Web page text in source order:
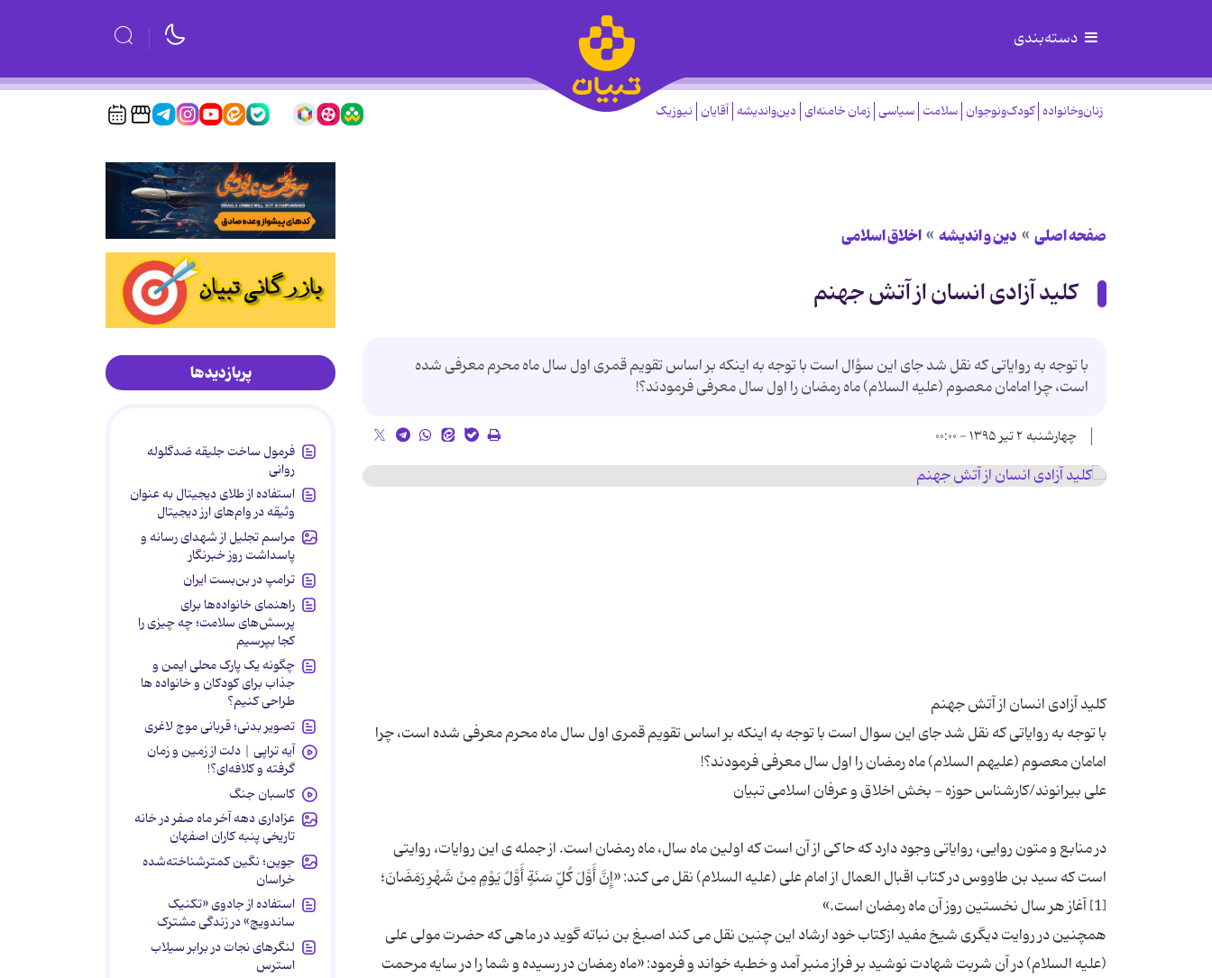
دسته‌بندی
زنان‌وخانواده کودک‌ونوجوان سلامت سیاسی زمان خامنه‌ای دین‌واندیشه آقایان نیوزیک
صفحه اصلی دین و اندیشه اخلاق اسلامی
کلید آزادی انسان از آتش جهنم
با توجه به روایاتی که نقل شد جای این سؤال است با توجه به اینکه بر اساس تقویم قمری اول سال ماه محرم معرفی شده
است، چرا امامان معصوم (علیه السلام) ماه رمضان را اول سال معرفی فرمودند؟!
چهارشنبه ۲ تیر ۱۳۹۵ - ۰۰:۰۰
با توجه به روایاتی که نقل شد جای این سوال است با توجه به اینکه بر اساس تقویم قمری اول سال ماه محرم معرفی شده است، چرا
در منابع و متون روایی، روایاتی وجود دارد که حاکی از آن است که اولین ماه سال، ماه رمضان است. از جمله ی این روایات، روایتی
است که سید بن طاووس در کتاب اقبال العمال از امام علی (علیه السلام) نقل می کند: «إِنَّ أَوَّلَ كُلِّ سَنَةٍ أَوَّلُ یَوْمٍ مِنْ شَهْرِ رَمَضَانَ؛
همچنین در روایت دیگری شیخ مفید ازکتاب خود ارشاد این چنین نقل می کند اصبغ بن نباته گوید در ماهى كه حضرت مولى على
(علیه السلام) در آن شربت شهادت نوشید بر فراز منبر آمد و خطبه خواند و فرمود: «ماه رمضان در رسیده و شما را در سایه مرحمت
پربازدیدها
فرمول ساخت جلیقه ضدگلوله
روانی
استفاده از طلای دیجیتال به عنوان
وثیقه در وام‌های ارز دیجیتال
مراسم تجلیل از شهدای رسانه و
پاسداشت روز خبرنگار
ترامپ در بن‌بست ایران
راهنمای خانواده‌ها برای
پرسش‌های سلامت؛ چه چیزی را
کجا بپرسیم
چگونه یک پارک محلی ایمن و
جذاب برای کودکان و خانواده ها
طراحی کنیم؟
تصویر بدنی؛ قربانی موج لاغری
آیه تراپی | دلت از زمین و زمان
گرفته و کلافه‌ای؟!
کاسبان جنگ
عزاداری دهه آخر ماه صفر در خانه
تاریخی پنبه کاران اصفهان
جوین؛ نگین کمترشناخته‌شده
خراسان
استفاده از جادوی «تکنیک
ساندویچ» در زندگی مشترک
لنگرهای نجات در برابر سیلاب
استرس